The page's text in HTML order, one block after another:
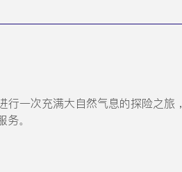
一次充满大自然气息的探险之旅，
。